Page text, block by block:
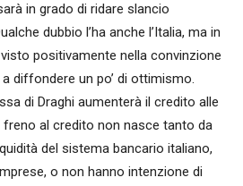
in grado di ridare slancio
dubbio l’ha anche l’Italia, ma in
positivamente nella convinzione
diffondere un po’ di ottimismo.
di Draghi aumenterà il credito alle
freno al credito non nasce tanto da
del sistema bancario italiano,
o non hanno intenzione di